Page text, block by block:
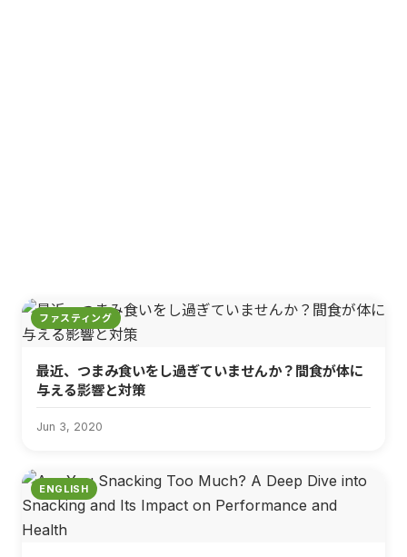
ファスティング
最近、つまみ食いをし過ぎていませんか？間食が体に
与える影響と対策
Jun 3, 2020
ENGLISH